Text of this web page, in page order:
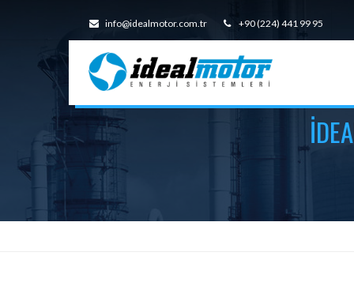
info@idealmotor.com.tr +90 (224) 441 99 95